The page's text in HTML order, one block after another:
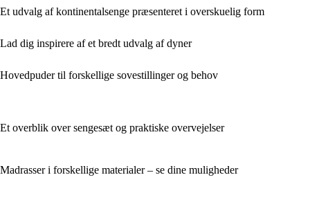
Et udvalg af kontinentalsenge præsenteret i overskuelig form
Lad dig inspirere af et bredt udvalg af dyner
Hovedpuder til forskellige sovestillinger og behov
Et overblik over sengesæt og praktiske overvejelser
Madrasser i forskellige materialer – se dine muligheder